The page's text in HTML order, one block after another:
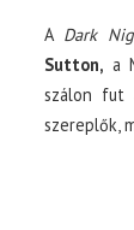
A Dark
Sutton, a
szálon fut
szereplők,